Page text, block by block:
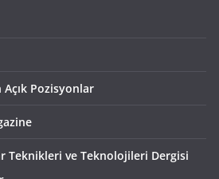
Pozisyonlar
Teknikleri ve Teknolojileri Dergisi